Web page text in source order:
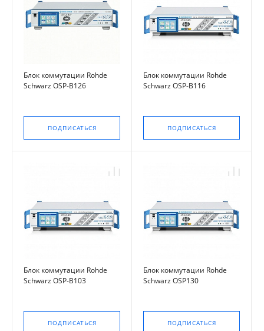
Блок коммутации Rohde
Schwarz OSP-B126
ПОДПИСАТЬСЯ
Блок коммутации Rohde
Schwarz OSP-B116
ПОДПИСАТЬСЯ
Блок коммутации Rohde
Schwarz OSP-B103
ПОДПИСАТЬСЯ
Блок коммутации Rohde
Schwarz OSP130
ПОДПИСАТЬСЯ